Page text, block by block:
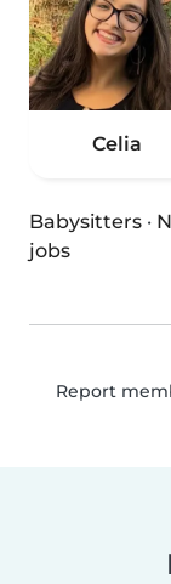
Celia
Babysitters ·
jobs
Report